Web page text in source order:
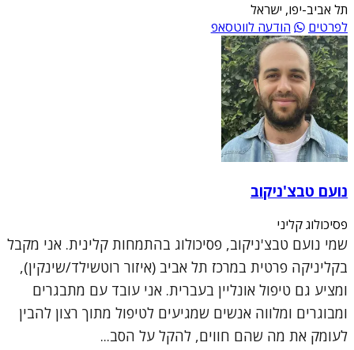
תל אביב-יפו, ישראל
לפרטים
הודעה לווטסאפ
נועם טבצ'ניקוב
פסיכולוג קליני
שמי נועם טבצ'ניקוב, פסיכולוג בהתמחות קלינית. אני מקבל
בקליניקה פרטית במרכז תל אביב (איזור רוטשילד/שינקין),
ומציע גם טיפול אונליין בעברית. אני עובד עם מתבגרים
ומבוגרים ומלווה אנשים שמגיעים לטיפול מתוך רצון להבין
לעומק את מה שהם חווים, להקל על הסב...